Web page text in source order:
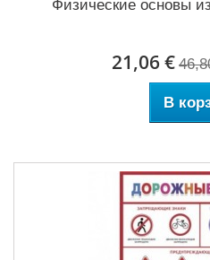
Физические основы
21,06 €
В